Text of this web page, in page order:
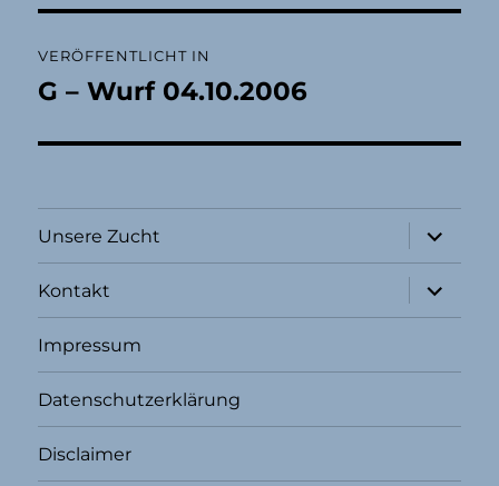
VERÖFFENTLICHT IN
G – Wurf 04.10.2006
Unsere Zucht
öffnen
Kontakt
öffnen
Impressum
Datenschutzerklärung
Disclaimer